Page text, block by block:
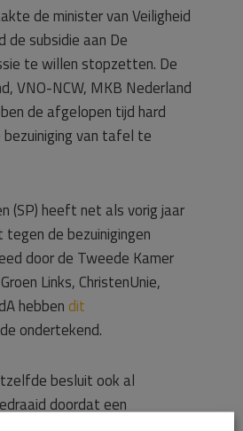
de minister van Veiligheid
de subsidie aan De
te willen stopzetten. De
VNO-NCW, MKB Nederland
de afgelopen tijd hard
van tafel te
(SP) heeft net als vorig jaar
de bezuinigingen
door de Tweede Kamer
Links, ChristenUnie,
hebbendit
ondertekend.
besluit ook al
doordat een